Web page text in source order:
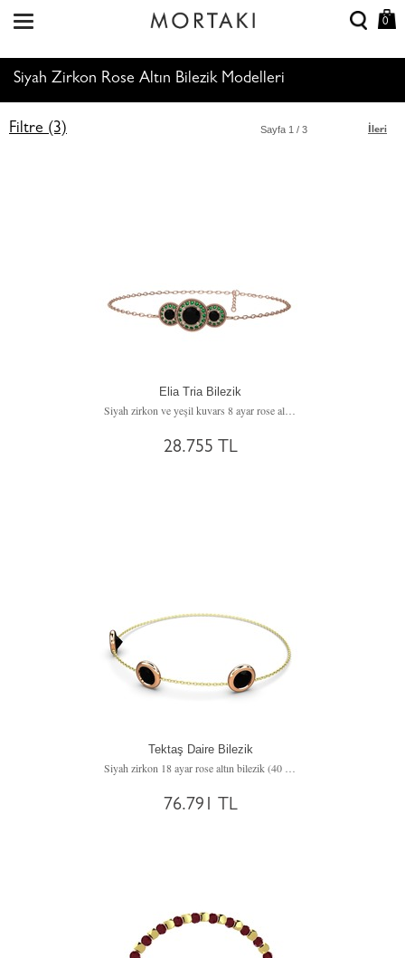
0
Siyah Zirkon Rose Altın Bilezik Modelleri
Filtre (3) İleri
Sayfa 1 / 3
Elia Tria Bilezik
Siyah zirkon ve yeşil kuvars 8 ayar rose altın bilezik (17 cm rose altın rolo zincir)
28.755 TL
Tektaş Daire Bilezik
76.791 TL